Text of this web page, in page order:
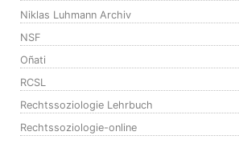
Niklas Luhmann Archiv
NSF
Oñati
RCSL
Rechtssoziologie Lehrbuch
Rechtssoziologie-online